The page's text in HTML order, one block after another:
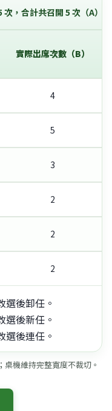
，合計共召開 5 次（A）
實際出席次數（B）
4
5
3
2
2
2
選後卸任。
選後新任。
選後連任。
機維持完整寬度不裁切。